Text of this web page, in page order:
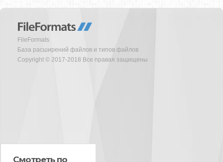
FileFormats
База расширений файлов и типов файлов
Copyright © 2017-2018 Все правая защищены
Смотреть по